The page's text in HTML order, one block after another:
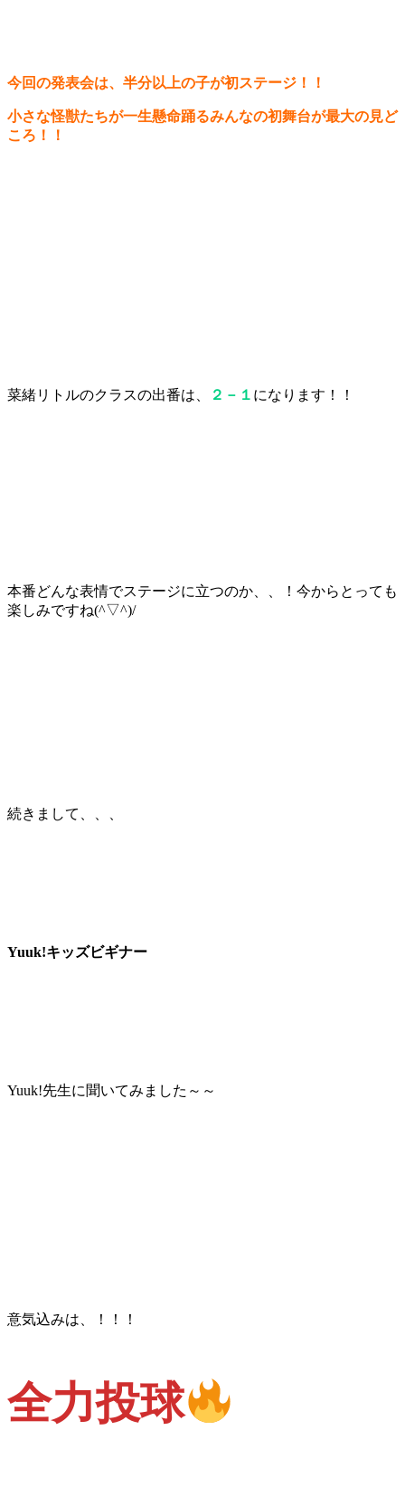
今回の発表会は、半分以上の子が初ステージ！！
小さな怪獣たちが一生懸命踊るみんなの初舞台が最大の見ど
ころ！！
菜緒リトルのクラスの出番は、 ２－１ になります！！
本番どんな表情でステージに立つのか、、！今からとっても
楽しみですね(^▽^)/
続きまして、、、
Yuuk!キッズビギナー
Yuuk!先生に聞いてみました～～
意気込みは、！！！
全力投球